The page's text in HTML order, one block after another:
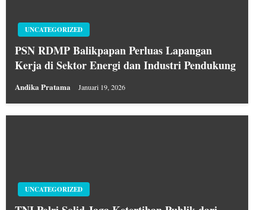
UNCATEGORIZED
PSN RDMP Balikpapan Perluas Lapangan
Kerja di Sektor Energi dan Industri Pendukung
Andika Pratama Januari 19, 2026
UNCATEGORIZED